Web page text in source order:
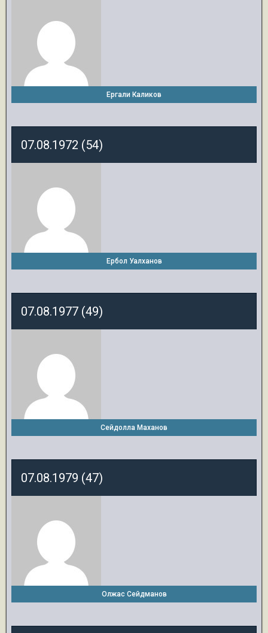
Ергали Каликов
07.08.1972 (54)
Ербол Уалханов
07.08.1977 (49)
Сейдолла Маханов
07.08.1979 (47)
Олжас Сейдманов